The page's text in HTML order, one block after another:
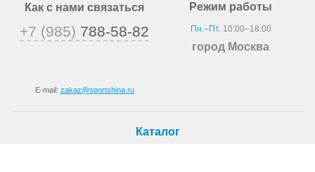
Как с нами связаться
+7 (985) 788-58-82
E-mail: zakaz@sportshina.ru
Режим работы
Пн.–Пт.10:00–18:00
город Москва
Каталог